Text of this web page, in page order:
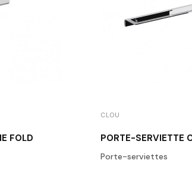
FOLD
CLOU
Porte-serviettes